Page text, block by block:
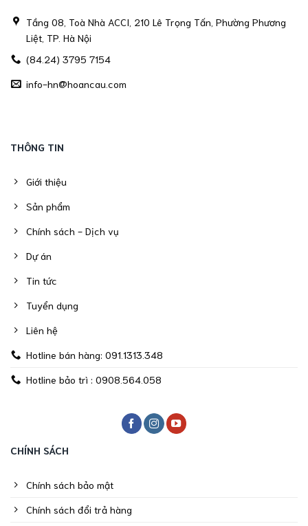
Tầng 08, Toà Nhà ACCI, 210 Lê Trọng Tấn, Phường Phương
Liệt, TP. Hà Nội
(84.24) 3795 7154
info-hn@hoancau.com
THÔNG TIN
Giới thiệu
Sản phẩm
Chính sách - Dịch vụ
Dự án
Tin tức
Tuyển dụng
Liên hệ
Hotline bán hàng: 091.1313.348
Hotline bảo trì : 0908.564.058
CHÍNH SÁCH
Chính sách bảo mật
Chính sách đổi trả hàng